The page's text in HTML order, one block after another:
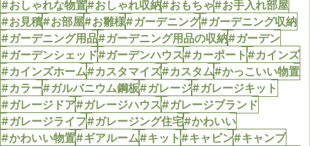
#おしゃれな物置#おしゃれ収納#おもちゃ#お手入れ部屋
#お見積#お部屋#お雛様#ガーデニング#ガーデニング収納
#ガーデニング用品#ガーデニング用品の収納#ガーデン
#ガーデンシェッド#ガーデンハウス#カーポート#カインズ
#カインズホーム#カスタマイズ#カスタム#かっこいい物置
#カラー#ガルバニウム鋼板#ガレージ#ガレージキット
#ガレージドア#ガレージハウス#ガレージブランド
#ガレージライフ#ガレージング住宅#かわいい
#かわいい物置#ギアルーム#キット#キャビン#キャンプ